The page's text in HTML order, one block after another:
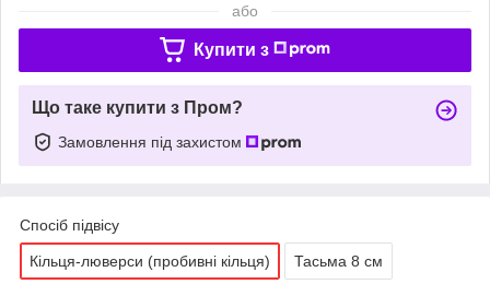
або
Купити з
Що таке купити з Пром?
Замовлення під захистом
Спосіб підвісу
Кільця-люверси (пробивні кільця) Тасьма 8 см